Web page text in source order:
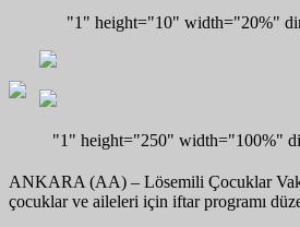
"1" height="10" width="20%"
"1" height="250" width="100%"
ANKARA (AA) – Lösemili Çocuklar
çocuklar ve aileleri için iftar programı